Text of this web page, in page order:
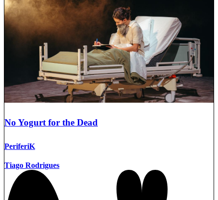
No Yogurt for the Dead
PeriferiK
Tiago Rodrigues